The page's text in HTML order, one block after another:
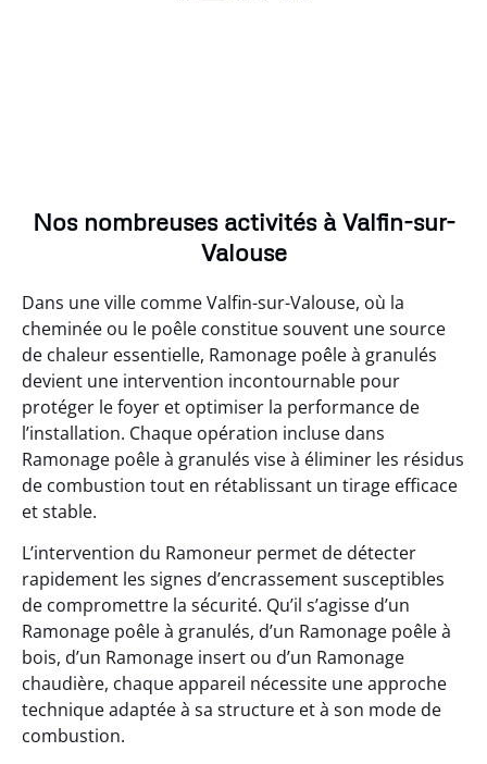
Nos nombreuses activités à Valfin-sur-
Valouse
Dans une ville comme Valfin-sur-Valouse, où la
cheminée ou le poêle constitue souvent une source
de chaleur essentielle, Ramonage poêle à granulés
devient une intervention incontournable pour
protéger le foyer et optimiser la performance de
l’installation. Chaque opération incluse dans
Ramonage poêle à granulés vise à éliminer les résidus
de combustion tout en rétablissant un tirage efficace
et stable.
L’intervention du Ramoneur permet de détecter
rapidement les signes d’encrassement susceptibles
de compromettre la sécurité. Qu’il s’agisse d’un
Ramonage poêle à granulés, d’un Ramonage poêle à
bois, d’un Ramonage insert ou d’un Ramonage
chaudière, chaque appareil nécessite une approche
technique adaptée à sa structure et à son mode de
combustion.